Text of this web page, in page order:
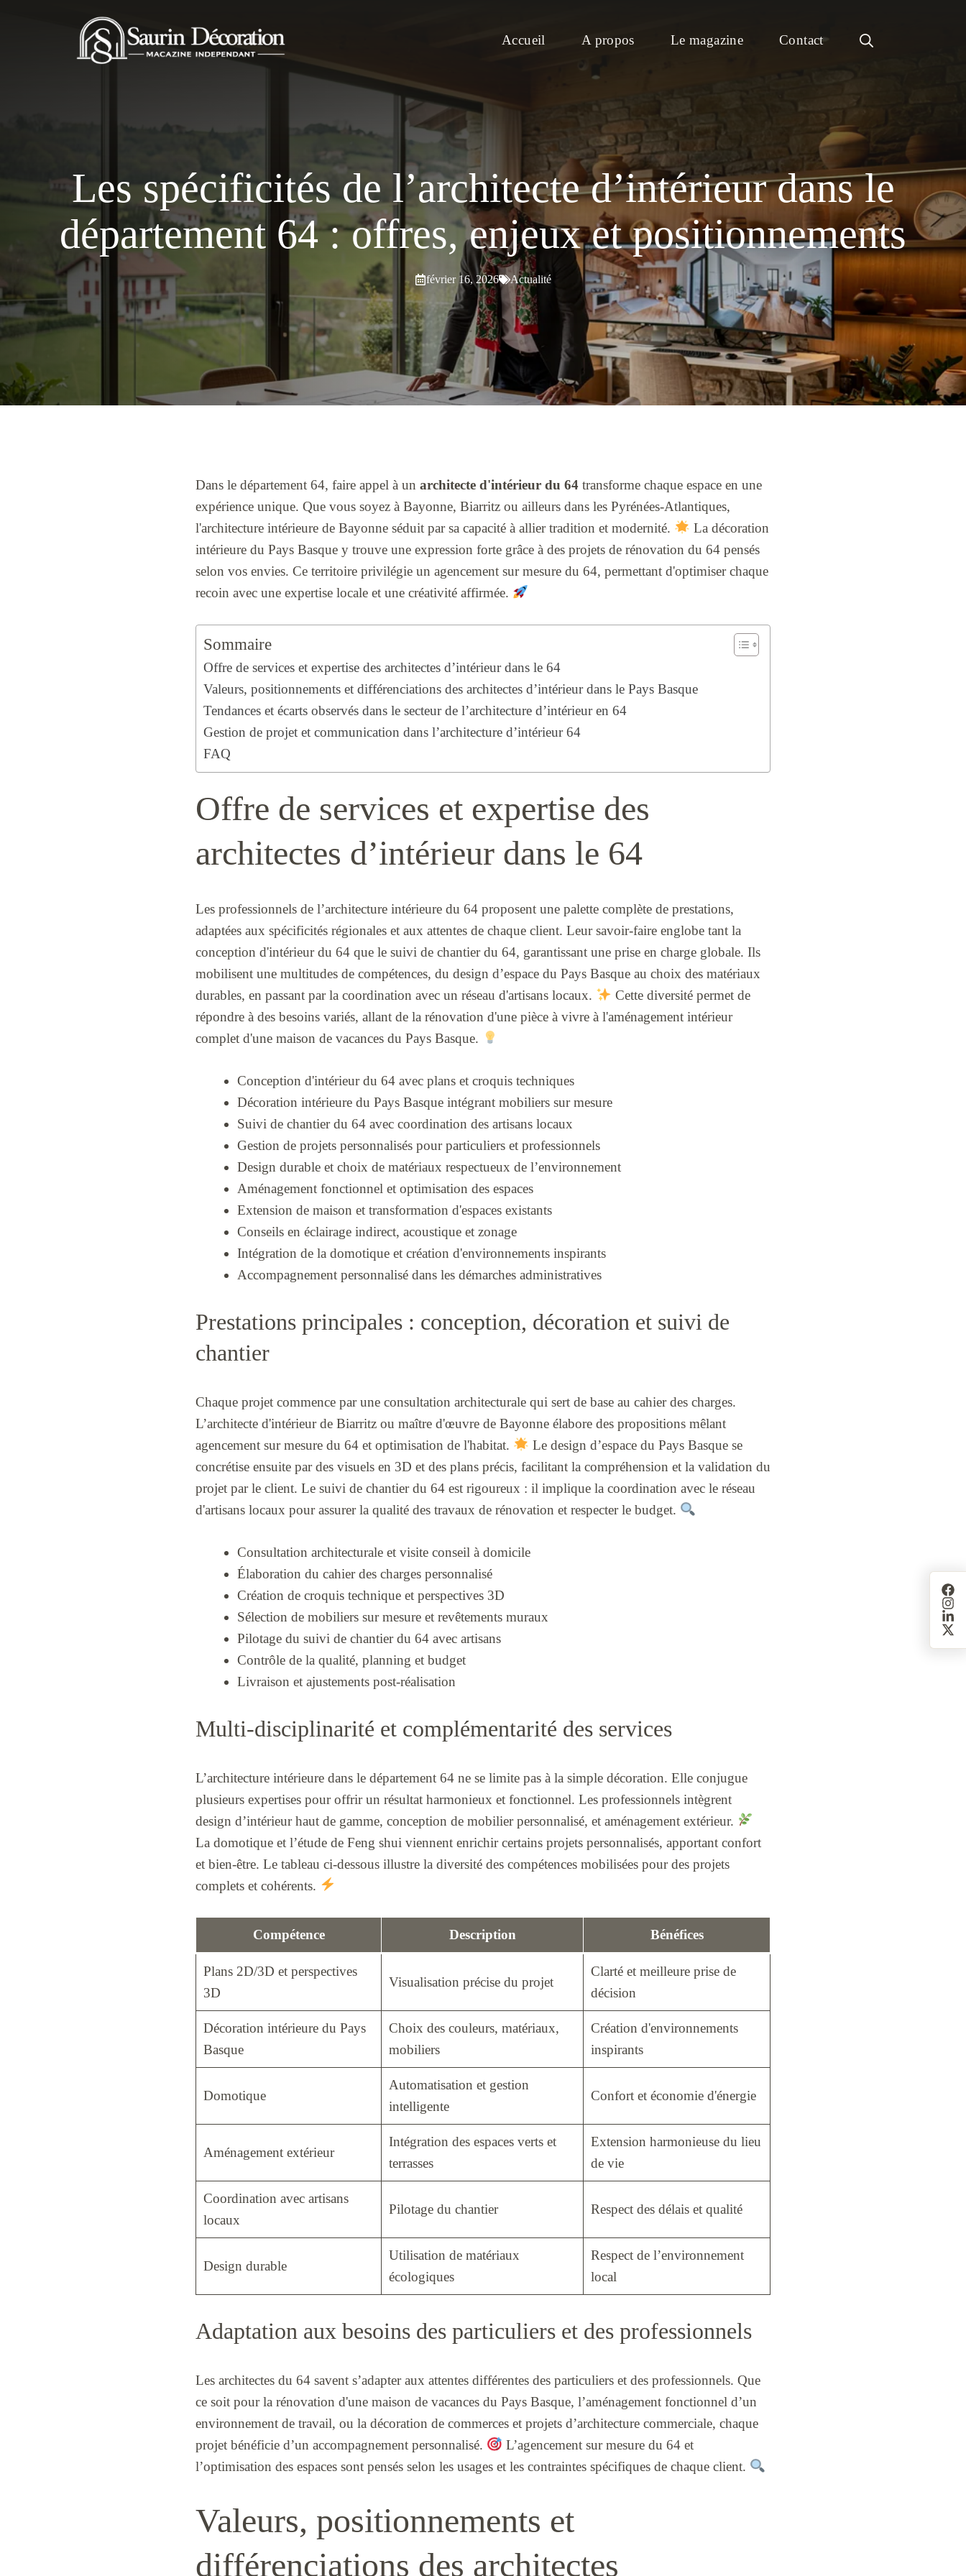
Accueil A propos Le magazine Contact
Les spécificités de l’architecte d’intérieur dans le
département 64 : offres, enjeux et positionnements
février 16, 2026 Actualité
Dans le département 64, faire appel à un architecte d'intérieur du 64 transforme chaque espace en une
expérience unique. Que vous soyez à Bayonne, Biarritz ou ailleurs dans les Pyrénées-Atlantiques,
l'architecture intérieure de Bayonne séduit par sa capacité à allier tradition et modernité.
La décoration
intérieure du Pays Basque y trouve une expression forte grâce à des projets de rénovation du 64 pensés
selon vos envies. Ce territoire privilégie un agencement sur mesure du 64, permettant d'optimiser chaque
recoin avec une expertise locale et une créativité affirmée.
Sommaire
Offre de services et expertise des architectes d’intérieur dans le 64
Valeurs, positionnements et différenciations des architectes d’intérieur dans le Pays Basque
Tendances et écarts observés dans le secteur de l’architecture d’intérieur en 64
Gestion de projet et communication dans l’architecture d’intérieur 64
FAQ
Offre de services et expertise des
architectes d’intérieur dans le 64
Les professionnels de l’architecture intérieure du 64 proposent une palette complète de prestations,
adaptées aux spécificités régionales et aux attentes de chaque client. Leur savoir-faire englobe tant la
conception d'intérieur du 64 que le suivi de chantier du 64, garantissant une prise en charge globale. Ils
mobilisent une multitudes de compétences, du design d’espace du Pays Basque au choix des matériaux
durables, en passant par la coordination avec un réseau d'artisans locaux.
Cette diversité permet de
répondre à des besoins variés, allant de la rénovation d'une pièce à vivre à l'aménagement intérieur
complet d'une maison de vacances du Pays Basque.
Conception d'intérieur du 64 avec plans et croquis techniques
Décoration intérieure du Pays Basque intégrant mobiliers sur mesure
Suivi de chantier du 64 avec coordination des artisans locaux
Gestion de projets personnalisés pour particuliers et professionnels
Design durable et choix de matériaux respectueux de l’environnement
Aménagement fonctionnel et optimisation des espaces
Extension de maison et transformation d'espaces existants
Conseils en éclairage indirect, acoustique et zonage
Intégration de la domotique et création d'environnements inspirants
Accompagnement personnalisé dans les démarches administratives
Prestations principales : conception, décoration et suivi de
chantier
Chaque projet commence par une consultation architecturale qui sert de base au cahier des charges.
L’architecte d'intérieur de Biarritz ou maître d'œuvre de Bayonne élabore des propositions mêlant
agencement sur mesure du 64 et optimisation de l'habitat.
Le design d’espace du Pays Basque se
concrétise ensuite par des visuels en 3D et des plans précis, facilitant la compréhension et la validation du
projet par le client. Le suivi de chantier du 64 est rigoureux : il implique la coordination avec le réseau
d'artisans locaux pour assurer la qualité des travaux de rénovation et respecter le budget.
Consultation architecturale et visite conseil à domicile
Élaboration du cahier des charges personnalisé
Création de croquis technique et perspectives 3D
Sélection de mobiliers sur mesure et revêtements muraux
Pilotage du suivi de chantier du 64 avec artisans
Contrôle de la qualité, planning et budget
Livraison et ajustements post-réalisation
Multi-disciplinarité et complémentarité des services
L’architecture intérieure dans le département 64 ne se limite pas à la simple décoration. Elle conjugue
plusieurs expertises pour offrir un résultat harmonieux et fonctionnel. Les professionnels intègrent
design d’intérieur haut de gamme, conception de mobilier personnalisé, et aménagement extérieur.
La domotique et l’étude de Feng shui viennent enrichir certains projets personnalisés, apportant confort
et bien-être. Le tableau ci-dessous illustre la diversité des compétences mobilisées pour des projets
complets et cohérents.
Compétence Description Bénéfices
Plans 2D/3D et perspectives
3D
Visualisation précise du projet
Clarté et meilleure prise de
décision
Décoration intérieure du Pays
Basque
Choix des couleurs, matériaux,
mobiliers
Création d'environnements
inspirants
Domotique
Automatisation et gestion
intelligente
Confort et économie d'énergie
Aménagement extérieur
Intégration des espaces verts et
terrasses
Extension harmonieuse du lieu
de vie
Coordination avec artisans
locaux
Pilotage du chantier Respect des délais et qualité
Design durable
Utilisation de matériaux
écologiques
Respect de l’environnement
local
Adaptation aux besoins des particuliers et des professionnels
Les architectes du 64 savent s’adapter aux attentes différentes des particuliers et des professionnels. Que
ce soit pour la rénovation d'une maison de vacances du Pays Basque, l’aménagement fonctionnel d’un
environnement de travail, ou la décoration de commerces et projets d’architecture commerciale, chaque
projet bénéficie d’un accompagnement personnalisé.
L’agencement sur mesure du 64 et
l’optimisation des espaces sont pensés selon les usages et les contraintes spécifiques de chaque client.
Valeurs, positionnements et
différenciations des architectes